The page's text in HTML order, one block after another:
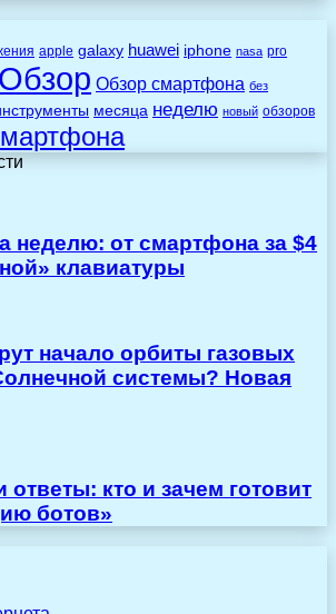
apple galaxy huawei iphone nasa pro
Обзор Обзор смартфона без
месяца неделю новый обзоров
неделю: от смартфона за $4
клавиатуры
начало орбиты газовых
системы? Новая
кто и зачем готовит
ботов»